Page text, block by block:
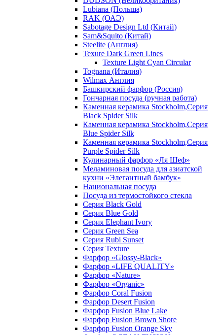
Lubiana (Польша)
RAK (ОАЭ)
Sabotage Design Ltd (Китай)
Sam&Squito (Китай)
Steelite (Англия)
Texure Dark Green Lines
Texture Light Cyan Circular
Tognana (Италия)
Wilmax Англия
Башкирский фарфор (Россия)
Гончарная посуда (ручная работа)
Каменная керамика Stockholm,Серия
Black Spider Silk
Каменная керамика Stockholm,Серия
Blue Spider Silk
Каменная керамика Stockholm,Серия
Purple Spider Silk
Кулинарный фарфор «Ля Шеф»
Меламиновая посуда для азиатской
кухни «Элегантный бамбук»
Национальная посуда
Посуда из термостойкого стекла
Серия Black Gold
Серия Blue Gold
Серия Elephant Ivory
Серия Green Sea
Серия Rubi Sunset
Серия Texture
Фарфор «Glossy-Black»
Фарфор «LIFE QUALITY»
Фарфор «Nature»
Фарфор «Organic»
Фарфор Coral Fusion
Фарфор Desert Fusion
Фарфор Fusion Blue Lake
Фарфор Fusion Brown Shore
Фарфор Fusion Orange Sky